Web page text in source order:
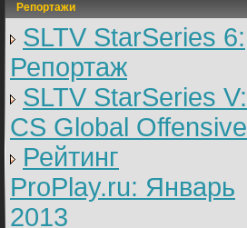
Репортажи
SLTV StarSeries 6:
Репортаж
SLTV StarSeries V:
CS Global Offensive
Рейтинг
ProPlay.ru: Январь
2013